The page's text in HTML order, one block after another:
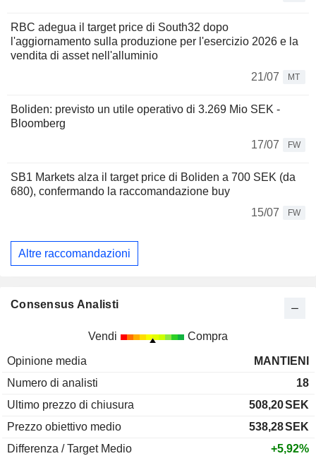
RBC adegua il target price di South32 dopo
l'aggiornamento sulla produzione per l'esercizio 2026 e la
vendita di asset nell'alluminio
21/07
MT
Boliden: previsto un utile operativo di 3.269 Mio SEK -
Bloomberg
17/07
FW
SB1 Markets alza il target price di Boliden a 700 SEK (da
680), confermando la raccomandazione buy
15/07
FW
Altre raccomandazioni
Consensus Analisti
Vendi Compra
Opinione media
MANTIENI
Numero di analisti
18
Ultimo prezzo di chiusura
508,20SEK
Prezzo obiettivo medio
538,28SEK
Differenza / Target Medio
+5,92%